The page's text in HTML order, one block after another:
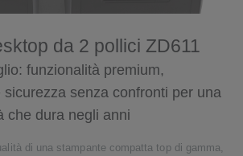
da 2 pollici ZD611
funzionalità premium,
sicurezza senza confronti per una
che dura negli anni
di una stampante compatta top di gamma,